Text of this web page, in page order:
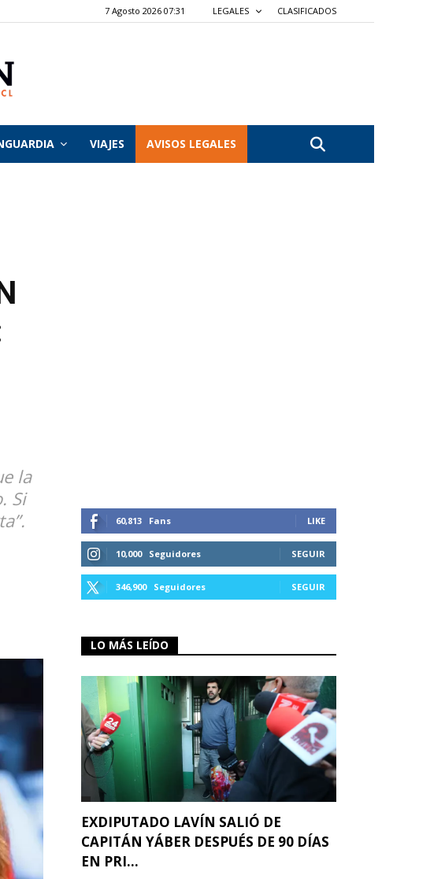
7 Agosto 2026 07:31 LEGALES CLASIFICADOS
VIAJES AVISOS LEGALES
la
Si
60,813 Fans LIKE
10,000 Seguidores SEGUIR
346,900 Seguidores SEGUIR
LO MÁS LEÍDO
EXDIPUTADO LAVÍN SALIÓ DE
CAPITÁN YÁBER DESPUÉS DE 90 DÍAS
EN PRI...